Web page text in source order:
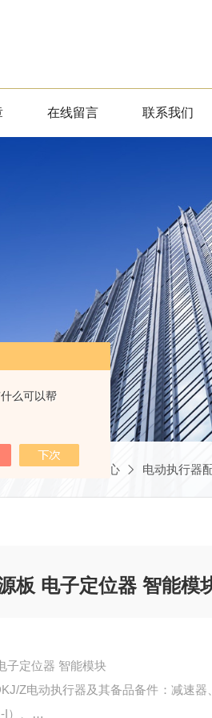
么可以帮
在线留言 联系我们
：首页 产品中心 电动执行器
板 电子定位器 智能模
子定位器 智能模块
Z电动执行器及其备品备件：减速
）、